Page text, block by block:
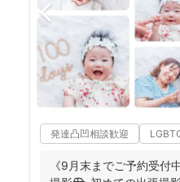
発達凸凹相談歓迎
《9月末までご予約受付